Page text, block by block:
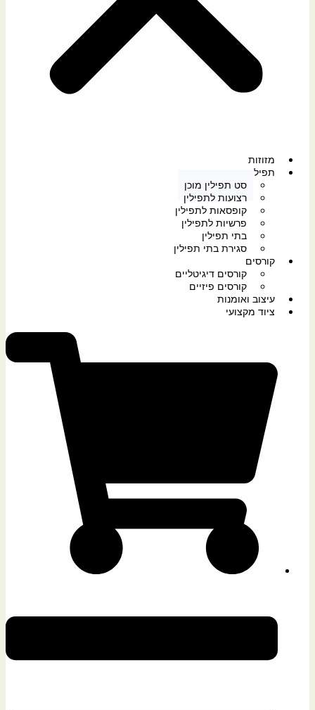
מזוזות
תפילין
סט תפילין מוכן
רצועות לתפילין
קופסאות לתפילין
פרשיות לתפילין
בתי תפילין
סגירת בתי תפילין
קורסים
קורסים דיגיטליים
קורסים פיזיים
עיצוב ואומנות
ציוד מקצועי